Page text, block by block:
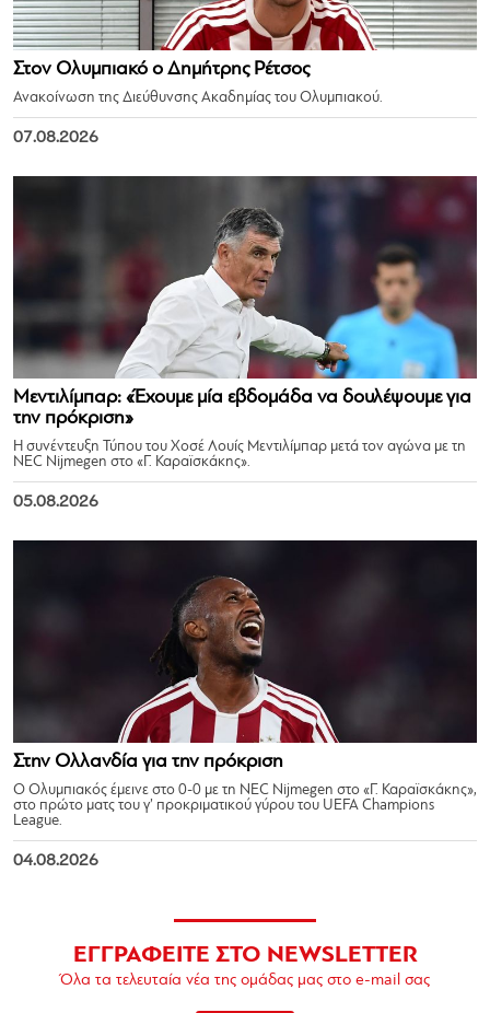
Στον Ολυμπιακό ο Δημήτρης Ρέτσος
Ανακοίνωση της Διεύθυνσης Ακαδημίας του Ολυμπιακού.
07.08.2026
Μεντιλίμπαρ: «Έχουμε μία εβδομάδα να δουλέψουμε για
την πρόκριση»
Η συνέντευξη Τύπου του Χοσέ Λουίς Μεντιλίμπαρ μετά τον αγώνα με τη
NEC Nijmegen στο «Γ. Καραϊσκάκης».
05.08.2026
Στην Ολλανδία για την πρόκριση
Ο Ολυμπιακός έμεινε στο 0-0 με τη NEC Nijmegen στο «Γ. Καραϊσκάκης»,
στο πρώτο ματς του γ’ προκριματικού γύρου του UEFA Champions
League.
04.08.2026
ΕΓΓΡΑΦΕΙΤΕ ΣΤΟ NEWSLETTER
Όλα τα τελευταία νέα της ομάδας μας στο e-mail σας